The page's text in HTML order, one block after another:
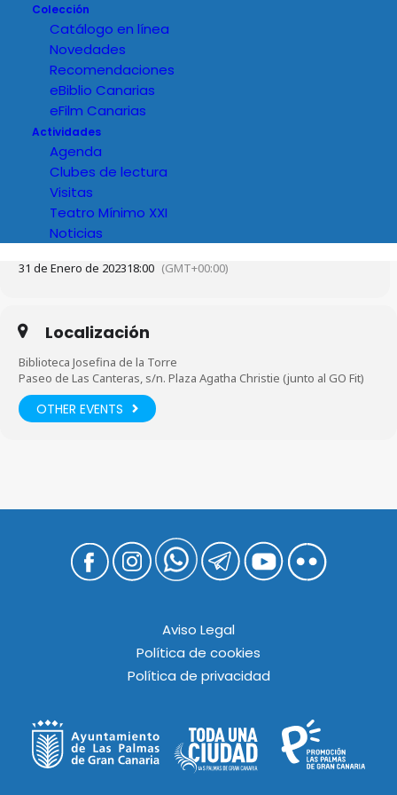
Colección
Catálogo en línea
Novedades
Recomendaciones
eBiblio Canarias
eFilm Canarias
Actividades
Agenda
Clubes de lectura
Visitas
Teatro Mínimo XXI
Noticias
Hora
31 de Enero de 202318:00 (GMT+00:00)
Localización
Biblioteca Josefina de la Torre
Paseo de Las Canteras, s/n. Plaza Agatha Christie (junto al GO Fit)
OTHER EVENTS
Aviso Legal
Política de cookies
Política de privacidad